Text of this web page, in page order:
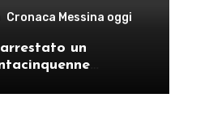
Cronaca Messina oggi
un